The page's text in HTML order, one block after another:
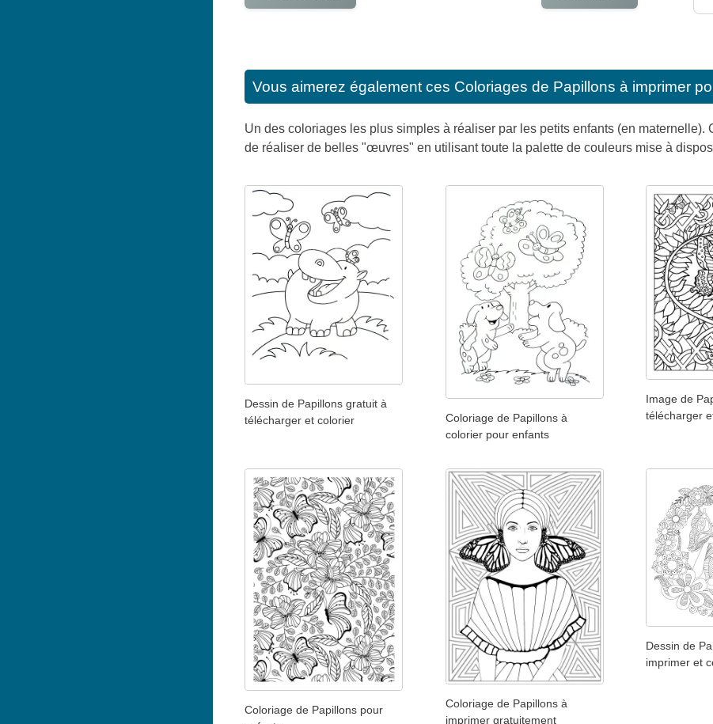
Vous aimerez également ces Coloriages de Papillons à imprimer
Un des coloriages les plus simples à réaliser par les petits enfants (en
de réaliser de belles "œuvres" en utilisant toute la palette de couleurs mise à
Dessin de Papillons gratuit à
télécharger et colorier
Coloriage de Papillons à
colorier pour enfants
Image de
télécharger
Coloriage de Papillons pour
Coloriage de Papillons à
imprimer gratuitement
Dessin de
imprimer et